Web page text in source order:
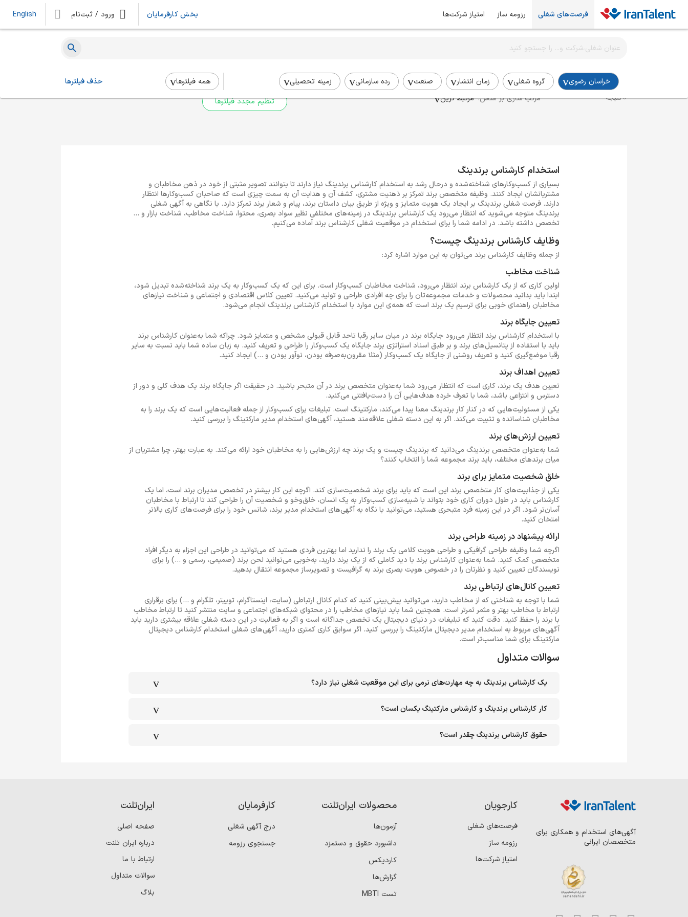
فرصت‌های شغلی رزومه ساز امتیاز شرکت‌ها بخش کارفرمایان ورود / ثبت‌نام English
خراسان رضوی گروه شغلی زمان انتشار صنعت رده سازمانی زمینه تحصیلی همه فیلتر‌ها حذف فیلترها
اطلاع‌رسانی شغلی را برای این جستجو فعال کنید
استخدام کارشناس برندینگ در خراسان-رضوی
0 نتیجه مرتب سازی بر اساس: مرتبط ترین
برای جستجوی جامع‌تر از فیلترهای بالا استفاده کنید.
تنظیم مجدد فیلترها
استخدام کارشناس برندینگ
بسیاری از کسب‌وکارهای شناخته‌شده و درحال رشد به استخدام کارشناس برندینگ نیاز دارند تا بتوانند تصویر مثبتی از خود در ذهن مخاطبان و
مشتریانشان ایجاد کنند. وظیفه متخصص برند تمرکز بر ذهنیت مشتری، کشف آن و هدایت آن به سمت چیزی است که صاحبان کسب‌وکارها انتظار
دارند. فرصت شغلی برندینگ بر ایجاد یک هویت متمایز و ویژه از طریق بیان داستان برند، پیام و شعار برند تمرکز دارد. با نگاهی به آگهی شغلی
برندینگ متوجه می‌شوید که انتظار می‌رود یک کارشناس برندینگ در زمینه‌های مختلفی نظیر سواد بصری، محتوا، شناخت مخاطب، شناخت بازار و ...
تخصص داشته باشد. در ادامه شما را برای استخدام در موقعیت شغلی کارشناس برند آماده می‌کنیم.
وظایف کارشناس برندینگ چیست؟
از جمله وظایف کارشناس برند می‌توان به این موارد اشاره کرد:
شناخت مخاطب
اولین کاری که از یک کارشناس برند انتظار می‌رود، شناخت مخاطبان کسب‌وکار است. برای این که یک کسب‌وکار به یک برند شناخته‌شده تبدیل شود،
ابتدا باید بدانید محصولات و خدمات مجموعه‌تان را برای چه افرادی طراحی و تولید می‌کنید. تعیین کلاس اقتصادی و اجتماعی و شناخت نیازهای
مخاطبان راهنمای خوبی برای ترسیم یک برند است که همه‌ی این موارد با استخدام کارشناس برندینگ انجام می‌شود.
تعیین جایگاه برند
با استخدام کارشناس برند انتظار می‌رود جایگاه برند در میان سایر رقبا تاحد قابل قبولی مشخص و متمایز شود. چراکه شما به‌عنوان کارشناس برند
باید با استفاده از پتانسیل‌های برند و بر طبق اسناد استراتژی برند جایگاه یک کسب‌وکار را طراحی و تعریف کنید. به زبان ساده شما باید نسبت به سایر
رقبا موضع‌گیری کنید و تعریف روشنی از جایگاه یک کسب‌وکار (مثلا مقرون‌به‌صرفه بودن، نوآور بودن و ...) ایجاد کنید.
تعیین اهداف برند
تعیین هدف یک برند، کاری است که انتظار می‌رود شما به‌عنوان متخصص برند در آن متبحر باشید. در حقیقت اگر جایگاه برند یک هدف کلی و دور از
دسترس و انتزاعی باشد، شما با تعرف خرده هدف‌هایی آن را دست‌یافتنی می‌کنید.
یکی از مسئولیت‌هایی که در کنار کار برندینگ معنا پیدا می‌کند، مارکتینگ است. تبلیغات برای کسب‌وکار از جمله فعالیت‌هایی است که یک برند را به
مخاطبان شناسانده و تثبیت می‌کند. اگر به این دسته شغلی علاقه‌مند هستید، آگهی‌های استخدام مدیر مارکتینگ را بررسی کنید.
تعیین ارزش‌های برند
شما به‌عنوان متخصص برندینگ می‌دانید که برندینگ چیست و یک برند چه ارزش‌هایی را به مخاطبان خود ارائه می‌کند. به عبارت بهتر، چرا مشتریان از
میان برندهای مختلف، باید برند مجموعه شما را انتخاب کنند؟
خلق شخصیت متمایز برای برند
یکی از جذابیت‌های کار متخصص برند این است که باید برای برند شخصیت‌سازی کند. اگرچه این کار بیشتر در تخصص مدیران برند است، اما یک
کارشناس باید در طول دوران کاری خود بتواند با شبیه‌سازی کسب‌وکار به یک انسان، خلق‌وخو و شخصیت آن را طراحی کند تا ارتباط با مخاطبان
آسان‌تر شود. اگر در این زمینه فرد متبحری هستید، می‌توانید با نگاه به آگهی‌های استخدام مدیر برند، شانس خود را برای فرصت‌های کاری بالاتر
امتخان کنید.
ارائه پیشنهاد در زمینه طراحی برند
اگرچه شما وظیفه طراحی گرافیکی و طراحی هویت کلامی یک برند را ندارید اما بهترین فردی هستید که می‌توانید در طراحی این اجزاء به دیگر افراد
متخصص کمک کنید. شما به‌عنوان کارشناس برند با دید کاملی که از یک برند دارید، به‌خوبی می‌توانید لحن برند (صمیمی، رسمی و ...) را برای
نویسندگان تعیین کنید و نظرتان را در خصوص هویت بصری برند به گرافیست و تصویرساز مجموعه انتقال بدهید.
تعیین کانال‌های ارتباطی برند
شما با توجه به شناختی که از مخاطب دارید، می‌توانید پیش‌بینی کنید که کدام کانال ارتباطی (سایت، اینستاگرام، توییتر، تلگرام و ...) برای برقراری
ارتباط با مخاطب بهتر و مثمر ثمرتر است. همچنین شما باید نیازهای مخاطب را در محتوای شبکه‌های اجتماعی و سایت منتشر کنید تا ارتباط مخاطب
با برند را حفظ کنید. دقت کنید که تبلیغات در دنیای دیجیتال یک تخصص جداگانه است و اگر به فعالیت در این دسته شغلی علاقه بیشتری دارید باید
آگهی‌های مربوط به استخدام مدیر دیجیتال مارکتینگ را بررسی کنید. اگر سوابق کاری کمتری دارید، آگهی‌های شغلی استخدام کارشناس دیجیتال
مارکتینگ برای شما مناسب‌تر است.
سوالات متداول
یک کارشناس برندینگ به چه مهارت‌های نرمی برای این موقعیت شغلی نیاز دارد؟
کار کارشناس برندینگ و کارشناس مارکتینگ یکسان است؟
حقوق کارشناس برندینگ چقدر است؟
آگهی‌های استخدام و همکاری برای
متخصصان ایرانی
کارجویان
فرصت‌های شغلی
رزومه ساز
امتیاز شرکت‌ها
محصولات ایران‌تلنت
آزمون‌ها
داشبورد حقوق و دستمزد
کاردیکس
گزارش‌ها
تست MBTI
کارفرمایان
درج آگهی شغلی
جستجوی رزومه
ایران‌تلنت
صفحه اصلی
درباره ایران تلنت
ارتباط با ما
سوالات متداول
بلاگ